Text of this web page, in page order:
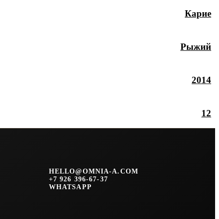
Карие
Рыжий
2014
12
HELLO@OMNIA-A.COM
+7 926 396-67-37
WHATSAPP